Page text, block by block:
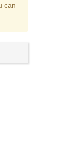
can